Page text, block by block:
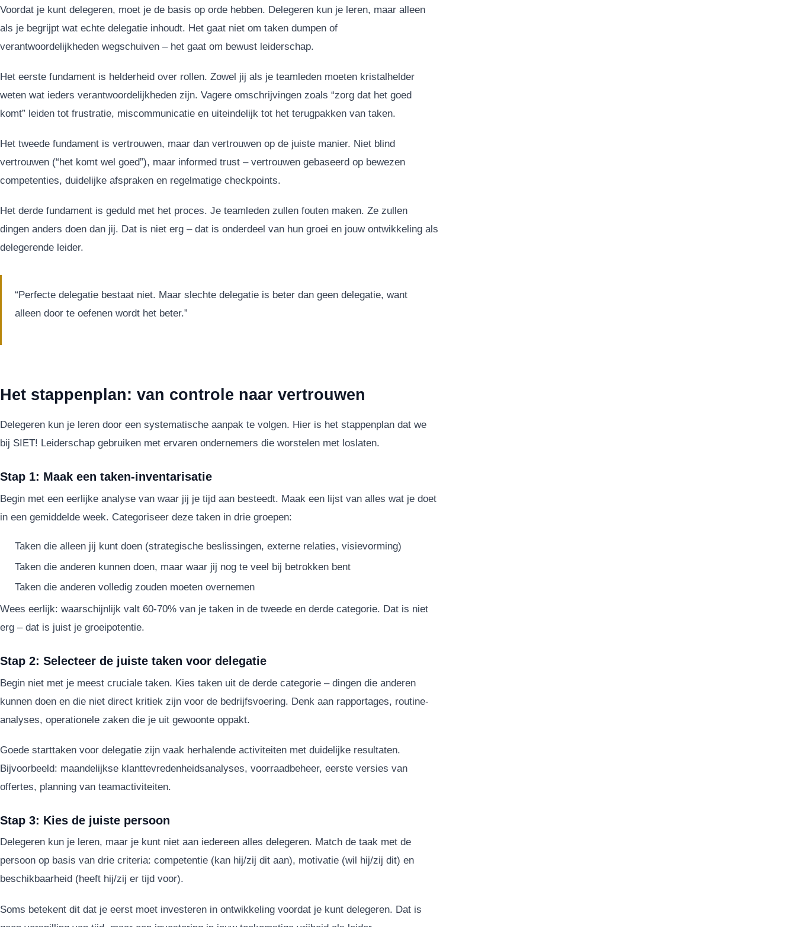
Voordat je kunt delegeren, moet je de basis op orde hebben. Delegeren kun je leren, maar alleen
als je begrijpt wat echte delegatie inhoudt. Het gaat niet om taken dumpen of
verantwoordelijkheden wegschuiven – het gaat om bewust leiderschap.
Het eerste fundament is helderheid over rollen. Zowel jij als je teamleden moeten kristalhelder
weten wat ieders verantwoordelijkheden zijn. Vagere omschrijvingen zoals “zorg dat het goed
komt” leiden tot frustratie, miscommunicatie en uiteindelijk tot het terugpakken van taken.
Het tweede fundament is vertrouwen, maar dan vertrouwen op de juiste manier. Niet blind
vertrouwen (“het komt wel goed”), maar informed trust – vertrouwen gebaseerd op bewezen
competenties, duidelijke afspraken en regelmatige checkpoints.
Het derde fundament is geduld met het proces. Je teamleden zullen fouten maken. Ze zullen
dingen anders doen dan jij. Dat is niet erg – dat is onderdeel van hun groei en jouw ontwikkeling als
delegerende leider.
“Perfecte delegatie bestaat niet. Maar slechte delegatie is beter dan geen delegatie, want
alleen door te oefenen wordt het beter.”
Het stappenplan: van controle naar vertrouwen
Delegeren kun je leren door een systematische aanpak te volgen. Hier is het stappenplan dat we
bij SIET! Leiderschap gebruiken met ervaren ondernemers die worstelen met loslaten.
Stap 1: Maak een taken-inventarisatie
Begin met een eerlijke analyse van waar jij je tijd aan besteedt. Maak een lijst van alles wat je doet
in een gemiddelde week. Categoriseer deze taken in drie groepen:
Taken die alleen jij kunt doen (strategische beslissingen, externe relaties, visievorming)
Taken die anderen kunnen doen, maar waar jij nog te veel bij betrokken bent
Taken die anderen volledig zouden moeten overnemen
Wees eerlijk: waarschijnlijk valt 60-70% van je taken in de tweede en derde categorie. Dat is niet
erg – dat is juist je groeipotentie.
Stap 2: Selecteer de juiste taken voor delegatie
Begin niet met je meest cruciale taken. Kies taken uit de derde categorie – dingen die anderen
kunnen doen en die niet direct kritiek zijn voor de bedrijfsvoering. Denk aan rapportages, routine-
analyses, operationele zaken die je uit gewoonte oppakt.
Goede starttaken voor delegatie zijn vaak herhalende activiteiten met duidelijke resultaten.
Bijvoorbeeld: maandelijkse klanttevredenheidsanalyses, voorraadbeheer, eerste versies van
offertes, planning van teamactiviteiten.
Stap 3: Kies de juiste persoon
Delegeren kun je leren, maar je kunt niet aan iedereen alles delegeren. Match de taak met de
persoon op basis van drie criteria: competentie (kan hij/zij dit aan), motivatie (wil hij/zij dit) en
beschikbaarheid (heeft hij/zij er tijd voor).
Soms betekent dit dat je eerst moet investeren in ontwikkeling voordat je kunt delegeren. Dat is